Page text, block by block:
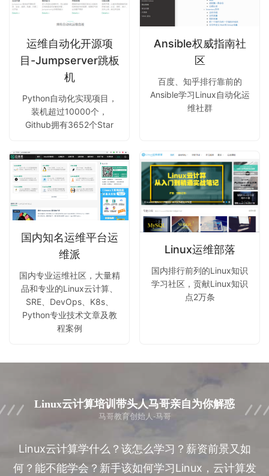
运维自动化开源项
目-Jumpserver跳板
机
Python自动化实现项目，
装机超过10000个，
Github拥有3652个Star
Ansible权威指南社
区
百度、知乎排行靠前的
Ansible学习Linux自动化运
维社群
国内知名运维平台运
维派
国内专业运维社区，大量精
品和专业的Linux云计算、
SRE、DevOps、K8s、
Python专业技术文章及教
程案例
Linux运维部落
国内排行前列的Linux知识
学习社区，贡献Linux知识
点2万条
Linux云计算培训带头人马哥亲自为你解惑
马哥教育创始人-马哥
Linux云计算学什么？该怎么学习？薪资前景又如
何？能不能学会？新手该如何学习Linux，云计算发